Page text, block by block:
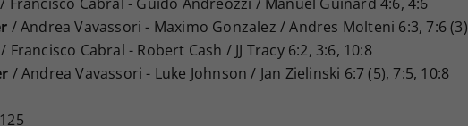
/ Andrea Vavassori - Maximo Gonzalez / Andres Molteni 6:3, 7:6 (3)
/ Francisco Cabral - Robert Cash / JJ Tracy 6:2, 3:6, 10:8
/ Andrea Vavassori - Luke Johnson / Jan Zielinski 6:7 (5), 7:5, 10:8